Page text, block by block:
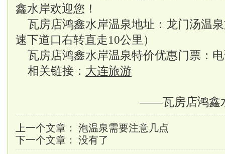
鑫水岸欢迎您！
瓦房店鸿鑫水岸温泉地址：龙门汤温
速下道口右转直走10公里）
瓦房店鸿鑫水岸温泉特价优惠门票：电
相关链接： 大连旅游
——瓦房店鸿鑫
上一个文章： 泡温泉需要注意几点
下一个文章： 没有了